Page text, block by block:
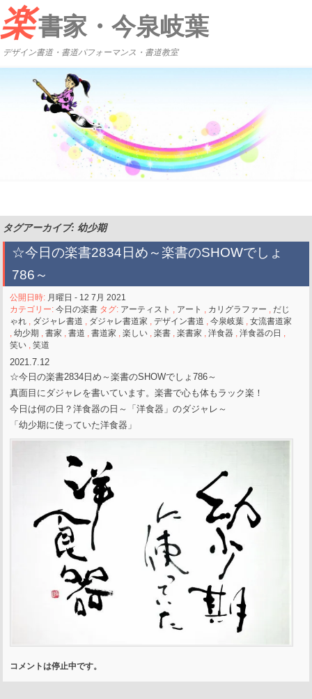
楽書家・今泉岐葉
デザイン書道・書道パフォーマンス・書道教室
タグアーカイブ: 幼少期
☆今日の楽書2834日め～楽書のSHOWでしょ
786～
公開日時: 月曜日 - 12 7月 2021
カテゴリー:今日の楽書 タグ: アーティスト アート カリグラファー
だじ
ゃれ
ダジャレ書道 ダジャレ書道家 ,デザイン書道 ,今泉岐葉 ,女流書道家
,幼少期 ,書家 ,書道 ,書道家 ,楽しい ,楽書 ,楽書家 ,洋食器 ,洋食器の日
笑い ,笑道
2021.7.12
☆今日の楽書2834日め～楽書のSHOWでしょ786～
真面目にダジャレを書いています。楽書で心も体もラック楽！
今日は何の日？洋食器の日～「洋食器」のダジャレ～
「幼少期に使っていた洋食器」
コメントは停止中です。